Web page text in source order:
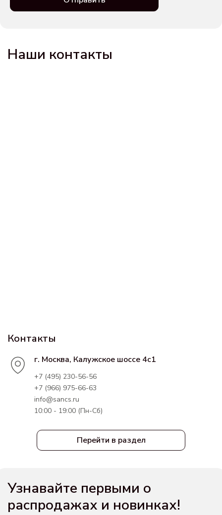
Наши контакты
Перейти в раздел
Контакты
г. Москва, Калужское шоссе 4с1
+7 (495) 230-56-56
+7 (966) 975-66-63
info@sancs.ru
10:00 - 19:00 (Пн-Сб)
Узнавайте первыми о
распродажах и новинках!